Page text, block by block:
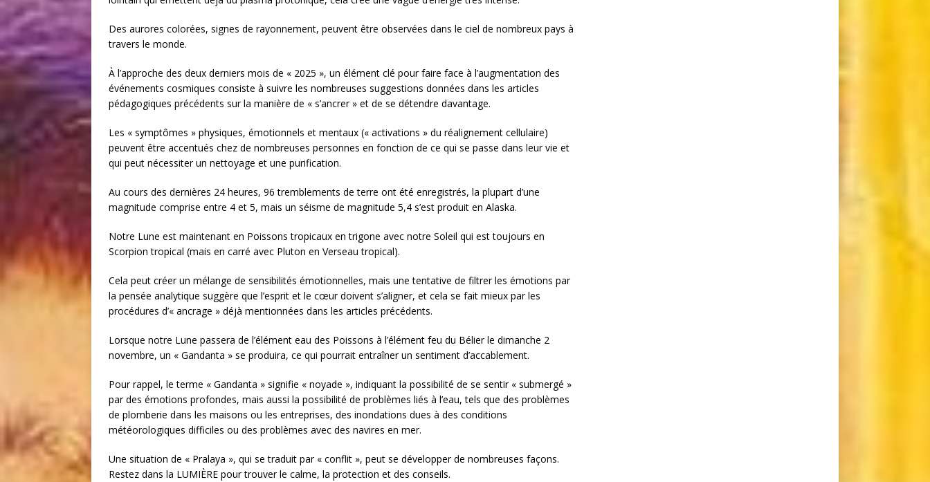
Des aurores colorées, signes de rayonnement, peuvent être observées dans le ciel de nombreux pays à
travers le monde.
À l’approche des deux derniers mois de « 2025 », un élément clé pour faire face à l’augmentation des
événements cosmiques consiste à suivre les nombreuses suggestions données dans les articles
pédagogiques précédents sur la manière de « s’ancrer » et de se détendre davantage.
Les « symptômes » physiques, émotionnels et mentaux (« activations » du réalignement cellulaire)
peuvent être accentués chez de nombreuses personnes en fonction de ce qui se passe dans leur vie et
qui peut nécessiter un nettoyage et une purification.
Au cours des dernières 24 heures, 96 tremblements de terre ont été enregistrés, la plupart d’une
magnitude comprise entre 4 et 5, mais un séisme de magnitude 5,4 s’est produit en Alaska.
Notre Lune est maintenant en Poissons tropicaux en trigone avec notre Soleil qui est toujours en
Scorpion tropical (mais en carré avec Pluton en Verseau tropical).
Cela peut créer un mélange de sensibilités émotionnelles, mais une tentative de filtrer les émotions par
la pensée analytique suggère que l’esprit et le cœur doivent s’aligner, et cela se fait mieux par les
procédures d’« ancrage » déjà mentionnées dans les articles précédents.
Lorsque notre Lune passera de l’élément eau des Poissons à l’élément feu du Bélier le dimanche 2
novembre, un « Gandanta » se produira, ce qui pourrait entraîner un sentiment d’accablement.
Pour rappel, le terme « Gandanta » signifie « noyade », indiquant la possibilité de se sentir « submergé »
par des émotions profondes, mais aussi la possibilité de problèmes liés à l’eau, tels que des problèmes
de plomberie dans les maisons ou les entreprises, des inondations dues à des conditions
météorologiques difficiles ou des problèmes avec des navires en mer.
Une situation de « Pralaya », qui se traduit par « conflit », peut se développer de nombreuses façons.
Restez dans la LUMIÈRE pour trouver le calme, la protection et des conseils.